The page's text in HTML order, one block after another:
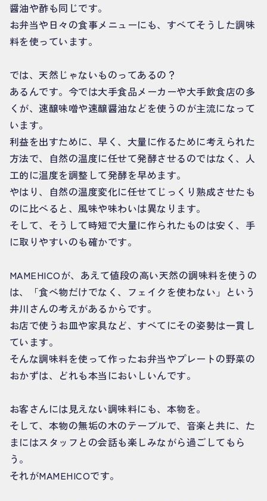
醤油や酢も同じです。
お弁当や日々の食事メニューにも、すべてそうした調味
料を使っています。
では、天然じゃないものってあるの？
あるんです。今では大手食品メーカーや大手飲食店の多
くが、速醸味噌や速醸醤油などを使うのが主流になって
います。
利益を出すために、早く、大量に作るために考えられた
方法で、自然の温度に任せて発酵させるのではなく、人
工的に温度を調整して発酵を早めます。
やはり、自然の温度変化に任せてじっくり熟成させたも
のに比べると、風味や味わいは異なります。
そして、そうして時短で大量に作られたものは安く、手
に取りやすいのも確かです。
MAMEHICOが、あえて値段の高い天然の調味料を使うの
は、「食べ物だけでなく、フェイクを使わない」という
井川さんの考えがあるからです。
お店で使うお皿や家具など、すべてにその姿勢は一貫し
ています。
そんな調味料を使って作ったお弁当やプレートの野菜の
おかずは、どれも本当においしいんです。
お客さんには見えない調味料にも、本物を。
そして、本物の無垢の木のテーブルで、音楽と共に、た
まにはスタッフとの会話も楽しみながら過ごしてもら
う。
それがMAMEHICOです。